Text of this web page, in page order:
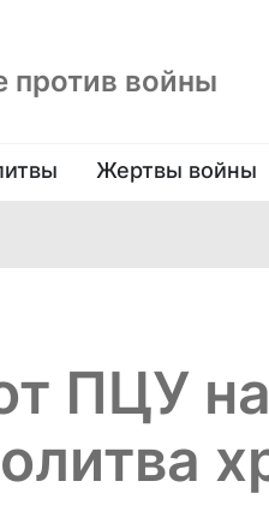
против войны
Жертвы войны
ПЦУ